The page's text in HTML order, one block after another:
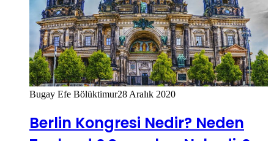
Bugay Efe Bölüktimur28 Aralık 2020
Berlin Kongresi Nedir? Neden